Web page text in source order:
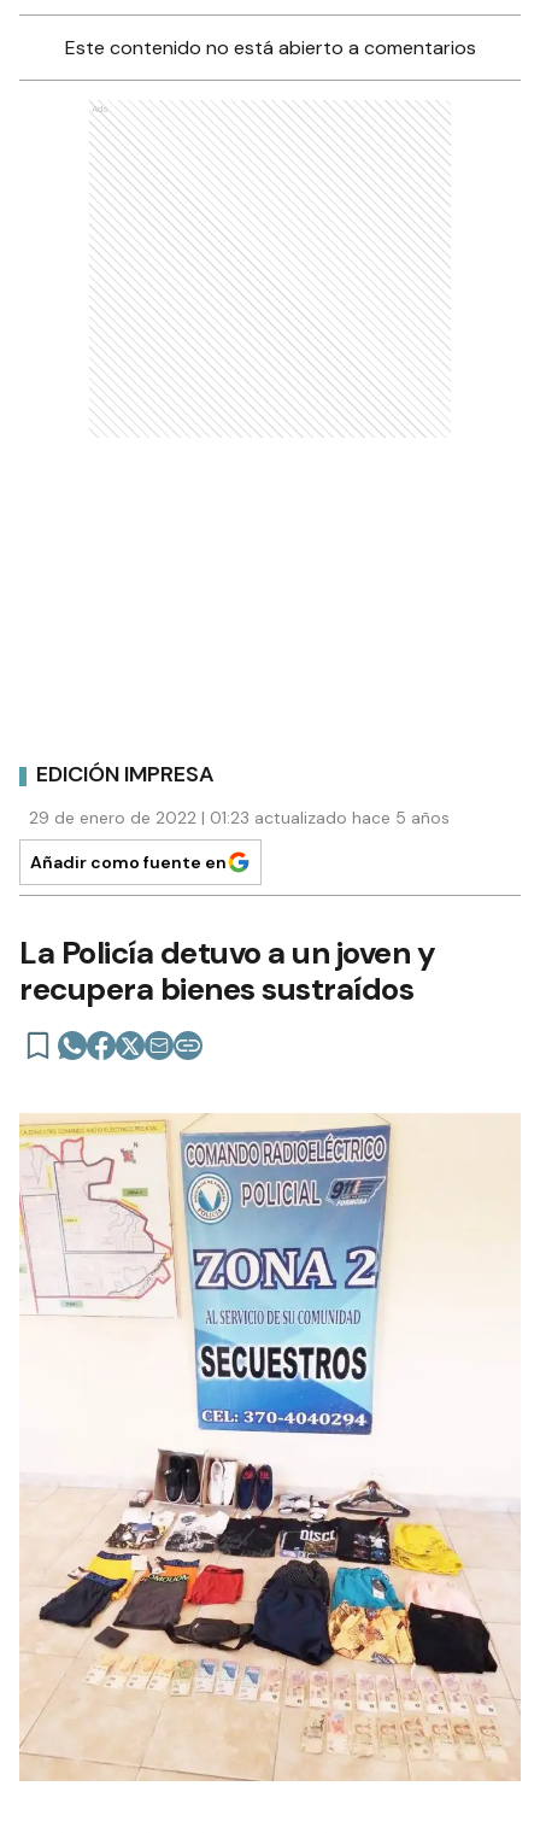
Este contenido no está abierto a comentarios
Ads
EDICIÓN IMPRESA
29 de enero de 2022 | 01:23 actualizado hace 5 años
Añadir como fuente en
La Policía detuvo a un joven y
recupera bienes sustraídos